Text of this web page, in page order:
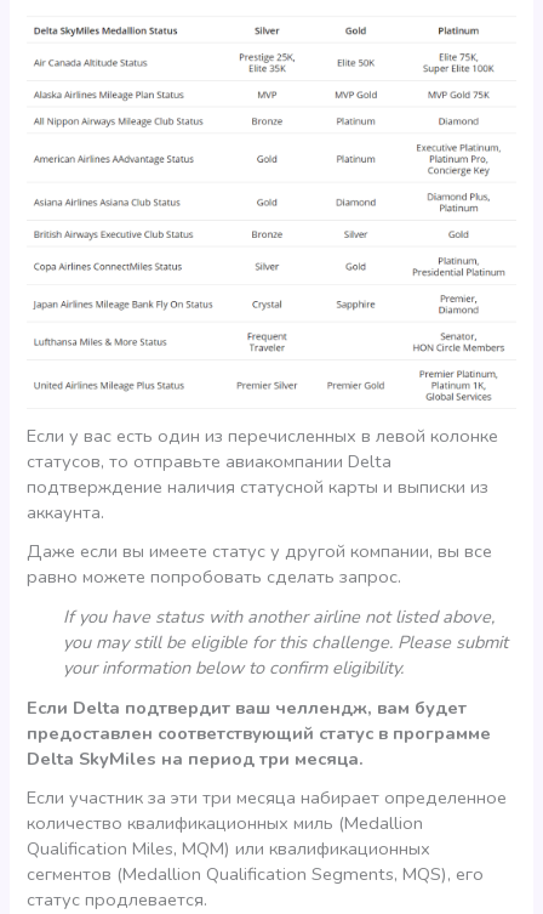
Если у вас есть один из перечисленных в левой колонке
статусов, то отправьте авиакомпании Delta
подтверждение наличия статусной карты и выписки из
аккаунта.
Даже если вы имеете статус у другой компании, вы все
равно можете попробовать сделать запрос.
If you have status with another airline not listed above,
you may still be eligible for this challenge. Please submit
your information below to confirm eligibility.
Если Delta подтвердит ваш челлендж, вам будет
предоставлен соответствующий статус в программе
Delta SkyMiles на период три месяца.
Если участник за эти три месяца набирает определенное
количество квалификационных миль (Medallion
Qualification Miles, MQM) или квалификационных
сегментов (Medallion Qualification Segments, MQS), его
статус продлевается.